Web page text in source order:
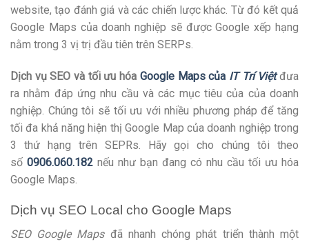
website, tạo đánh giá và các chiến lược khác. Từ đó kết quả
Google Maps của doanh nghiệp sẽ được Google xếp hạng
nằm trong 3 vị trị đầu tiên trên SERPs.
Dịch vụ SEO và tối ưu hóa Google Maps của IT Trí Việtđưa
ra nhằm đáp ứng nhu cầu và các mục tiêu của của doanh
nghiệp. Chúng tôi sẽ tối ưu với nhiều phương pháp để tăng
tối đa khả năng hiện thị Google Map của doanh nghiệp trong
3 thứ hạng trên SEPRs. Hãy gọi cho chúng tôi theo
số 0906.060.182 nếu như bạn đang có nhu cầu tối ưu hóa
Google Maps.
Dịch vụ SEO Local cho Google Maps
SEO Google Mapsđã nhanh chóng phát triển thành một